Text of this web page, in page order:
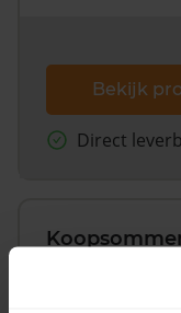
Bekijk
Direct